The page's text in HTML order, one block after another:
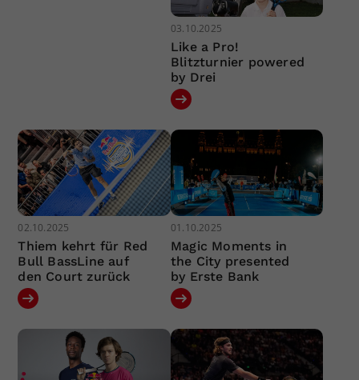
03.10.2025
Like a Pro!
Blitzturnier powered
by Drei
02.10.2025
Thiem kehrt für Red
Bull BassLine auf
den Court zurück
01.10.2025
Magic Moments in
the City presented
by Erste Bank